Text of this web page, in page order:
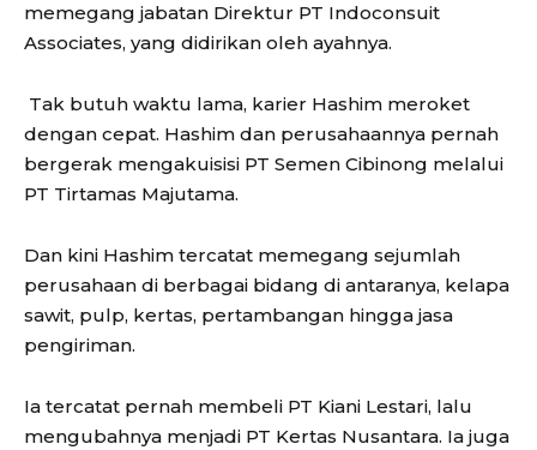
memegang jabatan Direktur PT Indoconsuit
Associates, yang didirikan oleh ayahnya.
Tak butuh waktu lama, karier Hashim meroket
dengan cepat. Hashim dan perusahaannya pernah
bergerak mengakuisisi PT Semen Cibinong melalui
PT Tirtamas Majutama.
Dan kini Hashim tercatat memegang sejumlah
perusahaan di berbagai bidang di antaranya, kelapa
sawit, pulp, kertas, pertambangan hingga jasa
pengiriman.
Ia tercatat pernah membeli PT Kiani Lestari, lalu
mengubahnya menjadi PT Kertas Nusantara. Ia juga